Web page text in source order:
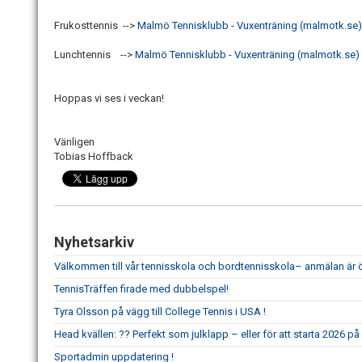
Frukosttennis --> Malmö Tennisklubb - Vuxenträning (malmotk.se)
Lunchtennis --> Malmö Tennisklubb - Vuxenträning (malmotk.se)
Hoppas vi ses i veckan!
Vänligen
Tobias Hoffback
Nyhetsarkiv
Välkommen till vår tennisskola och bordtennisskola– anmälan är
TennisTräffen firade med dubbelspel!
Tyra Olsson på vägg till College Tennis i USA !
Head kvällen: ?? Perfekt som julklapp – eller för att starta 2026 på
Sportadmin uppdatering !